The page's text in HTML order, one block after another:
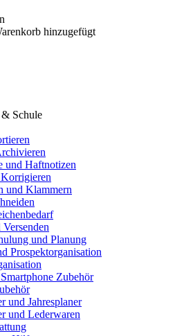
hinzugefügt
Schule
und Haftnotizen
und Klammern
und Planung
Prospektorganisation
Zubehör
und Jahresplaner
und Lederwaren